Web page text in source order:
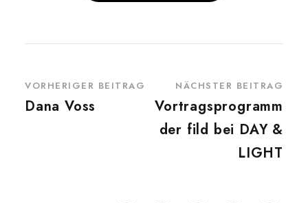
VORHERIGER BEITRAG
Dana Voss
NÄCHSTER BEITRAG
Vortragsprogramm
der fild bei DAY &
LIGHT